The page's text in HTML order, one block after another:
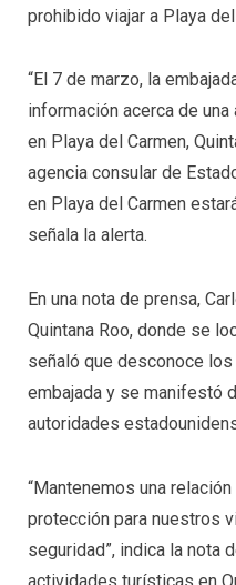
prohibido viajar a Playa
“El 7 de marzo, la
información acerca de
en Playa del Carmen,
agencia consular de
en Playa del Carmen
señala la alerta.
En una nota de prensa,
Quintana Roo, donde se
señaló que desconoce
embajada y se manifestó
autoridades
“Mantenemos una
protección para nuestros
seguridad”, indica la nota